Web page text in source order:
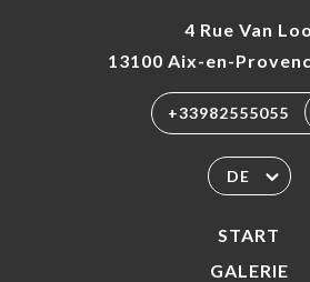
4 Rue Van Loo
13100 Aix-en-
+33982555055
DE
START
GALERIE